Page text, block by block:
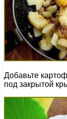
Добавьте
под закрытой